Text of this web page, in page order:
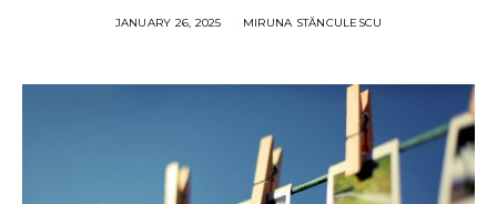
JANUARY 26, 2025 MIRUNA STĂNCULESCU